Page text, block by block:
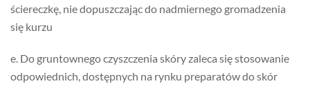
ściereczkę, nie dopuszczając do nadmiernego gromadzenia
się kurzu
e. Do gruntownego czyszczenia skóry zaleca się stosowanie
odpowiednich, dostępnych na rynku preparatów do skór